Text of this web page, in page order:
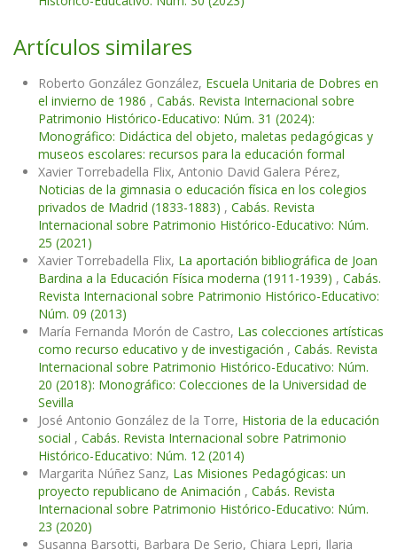
Artículos similares
Roberto González González, Escuela Unitaria de Dobres en
el invierno de 1986 , Cabás. Revista Internacional sobre
Patrimonio Histórico-Educativo: Núm. 31 (2024):
Monográfico: Didáctica del objeto, maletas pedagógicas y
museos escolares: recursos para la educación formal
Xavier Torrebadella Flix, Antonio David Galera Pérez,
Noticias de la gimnasia o educación física en los colegios
privados de Madrid (1833-1883) , Cabás. Revista
Internacional sobre Patrimonio Histórico-Educativo: Núm.
25 (2021)
Xavier Torrebadella Flix, La aportación bibliográfica de Joan
Bardina a la Educación Física moderna (1911-1939) , Cabás.
Revista Internacional sobre Patrimonio Histórico-Educativo:
Núm. 09 (2013)
María Fernanda Morón de Castro, Las colecciones artísticas
como recurso educativo y de investigación , Cabás. Revista
Internacional sobre Patrimonio Histórico-Educativo: Núm.
20 (2018): Monográfico: Colecciones de la Universidad de
Sevilla
José Antonio González de la Torre, Historia de la educación
social , Cabás. Revista Internacional sobre Patrimonio
Histórico-Educativo: Núm. 12 (2014)
Margarita Núñez Sanz, Las Misiones Pedagógicas: un
proyecto republicano de Animación , Cabás. Revista
Internacional sobre Patrimonio Histórico-Educativo: Núm.
23 (2020)
Susanna Barsotti, Barbara De Serio, Chiara Lepri, Ilaria